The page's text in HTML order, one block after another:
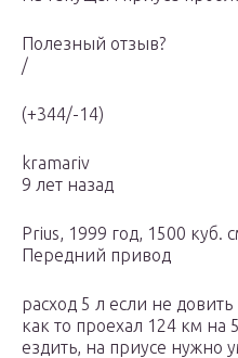
Полезный отзыв?
/
(+344/-14)
kramariv
9 лет назад
Prius, 1999 год, 1500 куб.
Передний привод
расход 5 л если не
как то проехал 124 км на
ездить, на приусе нужно